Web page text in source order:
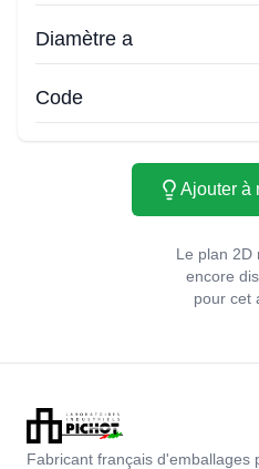
Diamètre a
Code
Ajouter à
Le plan 2D
encore
pour cet
Fabricant français d'emballages